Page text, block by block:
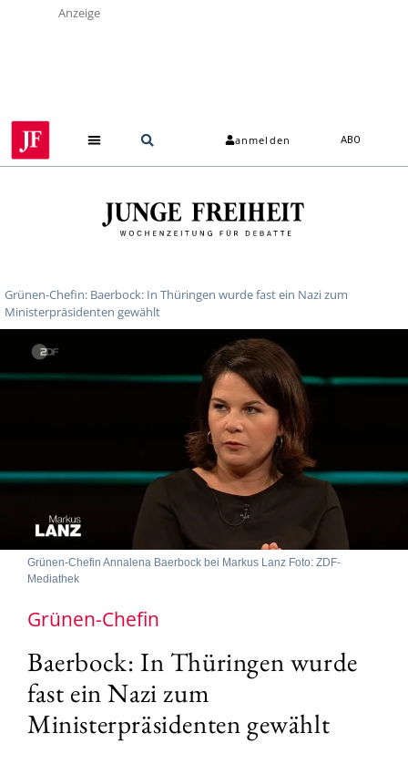
Anzeige
anmelden ABO
Grünen-Chefin: Baerbock: In Thüringen wurde fast ein Nazi zum
Ministerpräsidenten gewählt
Grünen-Chefin Annalena Baerbock bei Markus Lanz Foto: ZDF-
Mediathek
Grünen-Chefin
Baerbock: In Thüringen wurde
fast ein Nazi zum
Ministerpräsidenten gewählt